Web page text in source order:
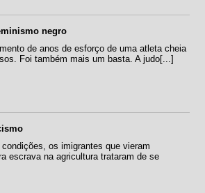
negro
de anos de esforço de uma atleta cheia
Foi também mais um basta. A judo[...]
os imigrantes que vieram
escrava na agricultura trataram de se